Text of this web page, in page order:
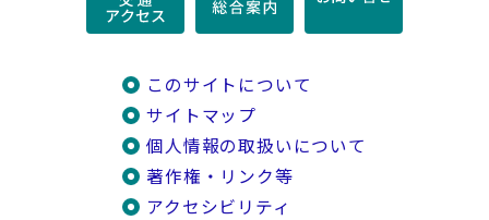
このサイトについて
サイトマップ
個人情報の取扱いについて
著作権・リンク等
アクセシビリティ